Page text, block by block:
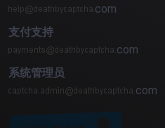
com
支付支持
com
系统管理员
com